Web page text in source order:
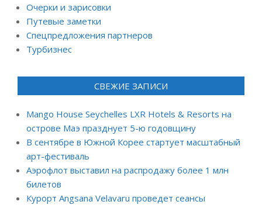
Очерки и зарисовки
Путевые заметки
Спецпредложения партнеров
Турбизнес
СВЕЖИЕ ЗАПИСИ
Mango House Seychelles LXR Hotels & Resorts на
острове Маэ празднует 5-ю годовщину
В сентябре в Южной Корее стартует масштабный
арт-фестиваль
Аэрофлот выставил на распродажу более 1 млн
билетов
Курорт Angsana Velavaru проведет сеансы